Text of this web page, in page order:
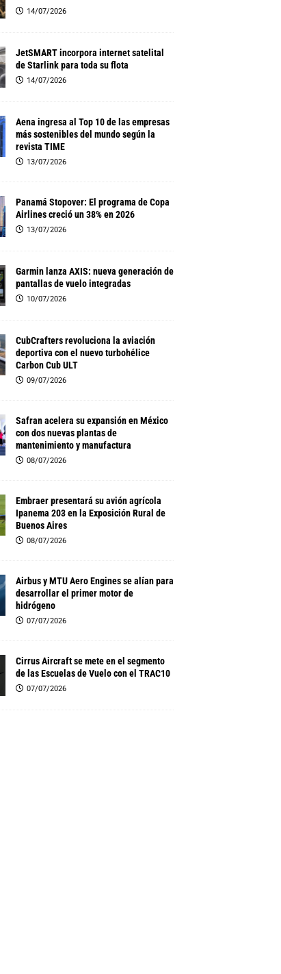
14/07/2026
JetSMART incorpora internet satelital
de Starlink para toda su flota
14/07/2026
Aena ingresa al Top 10 de las empresas
más sostenibles del mundo según la
revista TIME
13/07/2026
Panamá Stopover: El programa de Copa
Airlines creció un 38% en 2026
13/07/2026
Garmin lanza AXIS: nueva generación de
pantallas de vuelo integradas
10/07/2026
CubCrafters revoluciona la aviación
deportiva con el nuevo turbohélice
Carbon Cub ULT
09/07/2026
Safran acelera su expansión en México
con dos nuevas plantas de
mantenimiento y manufactura
08/07/2026
Embraer presentará su avión agrícola
Ipanema 203 en la Exposición Rural de
Buenos Aires
08/07/2026
Airbus y MTU Aero Engines se alían para
desarrollar el primer motor de
hidrógeno
07/07/2026
Cirrus Aircraft se mete en el segmento
de las Escuelas de Vuelo con el TRAC10
07/07/2026